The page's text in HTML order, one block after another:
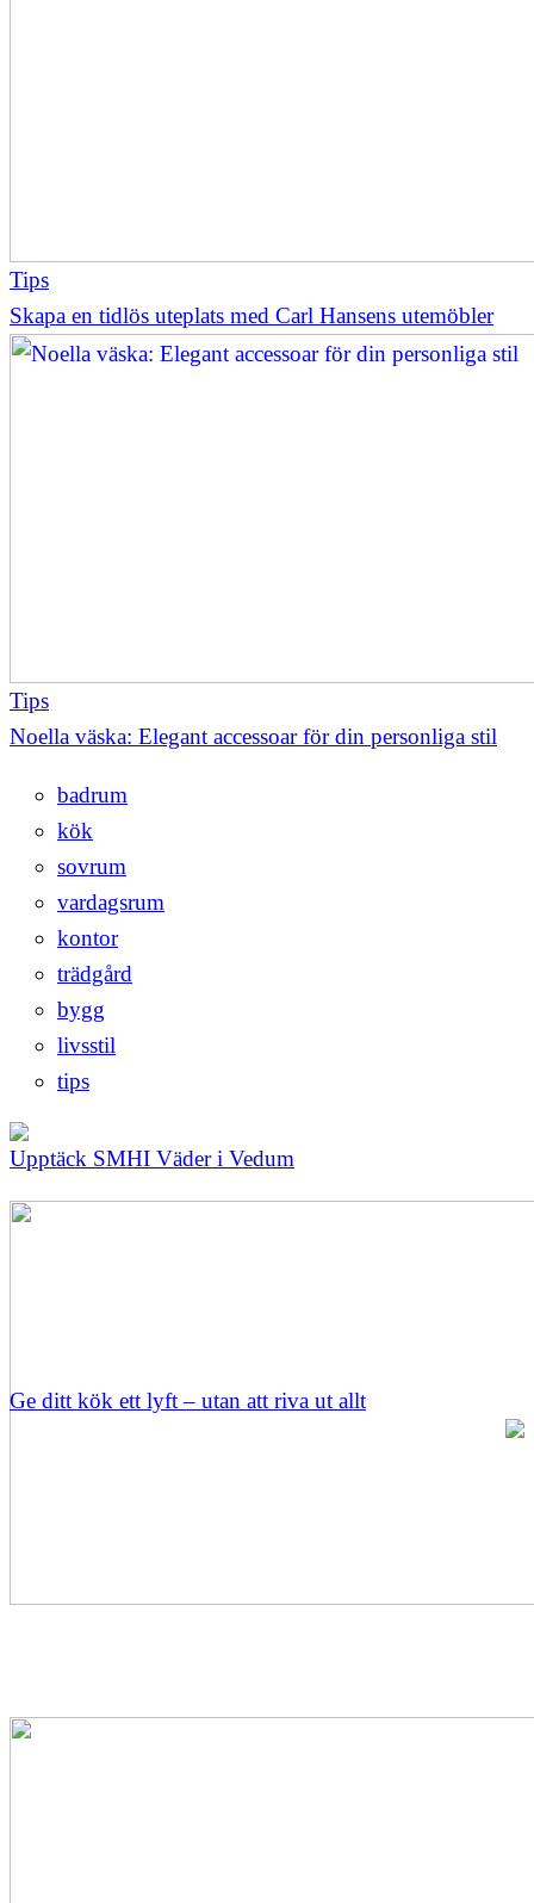
Tips
Skapa en tidlös uteplats med Carl Hansens utemöbler
Tips
Noella väska: Elegant accessoar för din personliga stil
badrum
kök
sovrum
vardagsrum
kontor
trädgård
bygg
livsstil
tips
Upptäck SMHI Väder i Vedum
Ge ditt kök ett lyft – utan att riva ut allt